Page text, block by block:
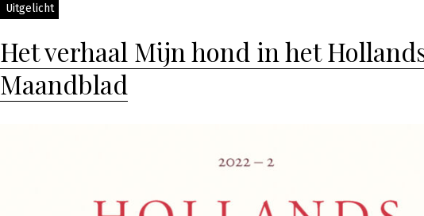
Uitgelicht
Het verhaal Mijn hond in het
Maandblad